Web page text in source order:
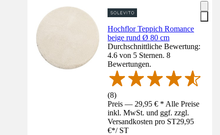
Hochflor Teppich Romance
beige rund Ø 80 cm
Durchschnittliche Bewertung:
4.6 von 5 Sternen. 8
Bewertungen.
(8)
Preis — 29,95 € * Alle Preise
inkl. MwSt. und ggf. zzgl.
Versandkosten pro ST29,95
€*/ ST